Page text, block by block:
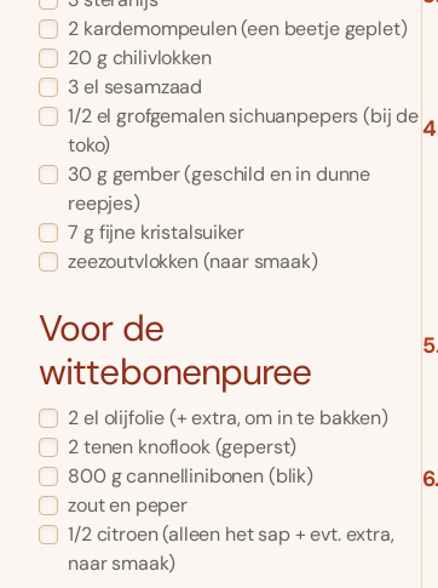
2 kardemompeulen(een beetje geplet)
20 g chilivlokken
3el sesamzaad
1/2 el grofgemalen sichuanpepers(bij de
toko)
30 g gember(geschild en in dunne
reepjes)
7 g fijne kristalsuiker
zeezoutvlokken(naar smaak)
Voor de
wittebonenpuree
2el olijfolie(+ extra, om in te bakken)
2tenen knoflook(geperst)
800 gcannellinibonen(blik)
zout en peper
1/2 citroen(alleen het sap + evt. extra,
naar smaak)